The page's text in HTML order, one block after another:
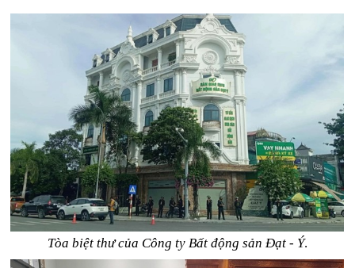
Tòa biệt thư của Công ty Bất động sản Đạt - Ý.